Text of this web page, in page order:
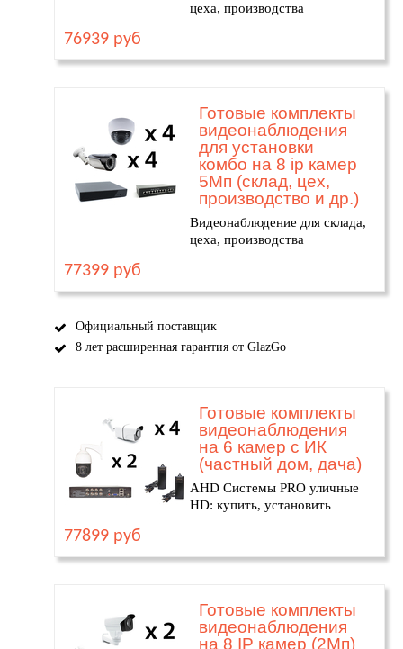
цеха, производства
76939 руб
Готовые комплекты
видеонаблюдения
для установки
комбо на 8 ip камер
5Мп (склад, цех,
производство и др.)
Видеонаблюдение для склада,
цеха, производства
77399 руб
Официальный поставщик
8 лет расширенная гарантия от GlazGo
Готовые комплекты
видеонаблюдения
на 6 камер с ИК
(частный дом, дача)
AHD Системы PRO уличные
HD: купить, установить
77899 руб
Готовые комплекты
видеонаблюдения
на 8 IP камер (2Мп)